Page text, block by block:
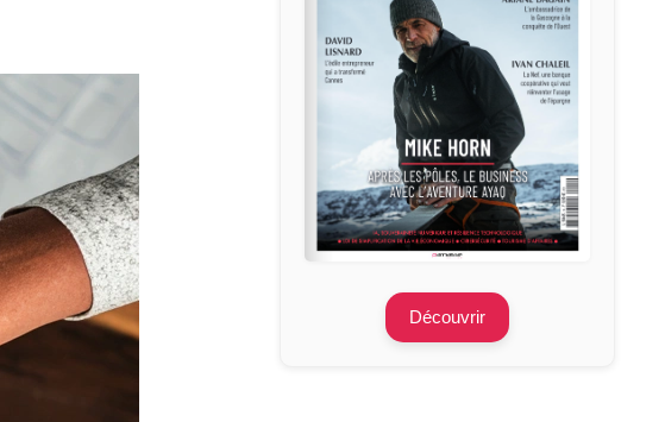
Découvrir